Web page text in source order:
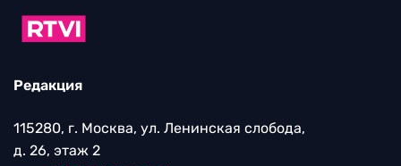
Редакция
115280, г. Москва, ул. Ленинская слобода,
д. 26, этаж 2